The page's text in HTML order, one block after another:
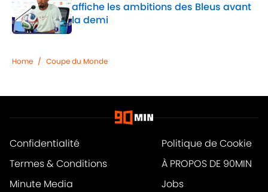
affiche les ambitions des Bleus avant
la demi
Published by on Invalid Date
Home / Coupe du Monde
Confidentialité
Politique de Cookie
Termes & Conditions
À PROPOS DE 90MIN
Minute Media
Jobs